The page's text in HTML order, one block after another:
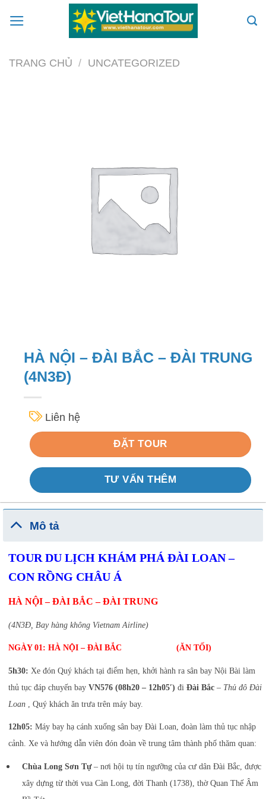
TRANG CHỦ / UNCATEGORIZED
HÀ NỘI – ĐÀI BẮC – ĐÀI TRUNG
(4N3Đ)
Liên hệ
ĐẶT TOUR
TƯ VẤN THÊM
Mô tả
TOUR DU LỊCH KHÁM PHÁ ĐÀI LOAN –
CON RỒNG CHÂU Á
HÀ NỘI – ĐÀI BẮC – ĐÀI TRUNG
(4N3Đ, Bay hàng không Vietnam Airline)
NGÀY 01: HÀ NỘI – ĐÀI BẮC (ĂN TỐI)
5h30: Xe đón Quý khách tại điểm hẹn, khởi hành ra sân bay Nội Bài làm
thủ tục đáp chuyến bay VN576 (08h20 – 12h05′) đi Đài Bắc– Thủ đô Đài
Loan, Quý khách ăn trưa trên máy bay.
12h05: Máy bay hạ cánh xuống sân bay Đài Loan, đoàn làm thủ tục nhập
cảnh. Xe và hướng dẫn viên đón đoàn về trung tâm thành phố thăm quan:
Chùa Long Sơn Tự– nơi hội tụ tín ngưỡng của cư dân Đài Bắc, được
xây dựng từ thời vua Càn Long, đời Thanh (1738), thờ Quan Thế Âm